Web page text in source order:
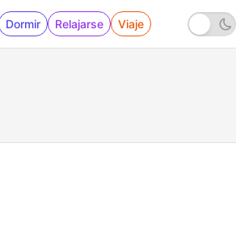
Dormir Relajarse Viaje